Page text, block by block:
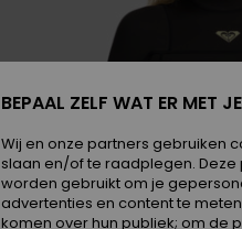
BEPAAL ZELF WAT ER MET
Wij en onze partners gebruiken
slaan en/of te raadplegen.
worden gebruikt om je
advertenties en content te
komen over hun publiek; om de